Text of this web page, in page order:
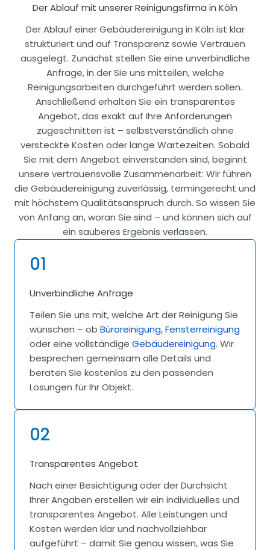
Der Ablauf mit unserer Reinigungsfirma in Köln
Der Ablauf einer Gebäudereinigung in Köln ist klar
strukturiert und auf Transparenz sowie Vertrauen
ausgelegt. Zunächst stellen Sie eine unverbindliche
Anfrage, in der Sie uns mitteilen, welche
Reinigungsarbeiten durchgeführt werden sollen.
Anschließend erhalten Sie ein transparentes
Angebot, das exakt auf Ihre Anforderungen
zugeschnitten ist – selbstverständlich ohne
versteckte Kosten oder lange Wartezeiten. Sobald
Sie mit dem Angebot einverstanden sind, beginnt
unsere vertrauensvolle Zusammenarbeit: Wir führen
die Gebäudereinigung zuverlässig, termingerecht und
mit höchstem Qualitätsanspruch durch. So wissen Sie
von Anfang an, woran Sie sind – und können sich auf
ein sauberes Ergebnis verlassen.
01
Unverbindliche Anfrage
Teilen Sie uns mit, welche Art der Reinigung Sie
wünschen – ob Büroreinigung,Fensterreinigung
oder eine vollständige Gebäudereinigung. Wir
besprechen gemeinsam alle Details und
beraten Sie kostenlos zu den passenden
Lösungen für Ihr Objekt.
02
Transparentes Angebot
Nach einer Besichtigung oder der Durchsicht
Ihrer Angaben erstellen wir ein individuelles und
transparentes Angebot. Alle Leistungen und
Kosten werden klar und nachvollziehbar
aufgeführt – damit Sie genau wissen, was Sie